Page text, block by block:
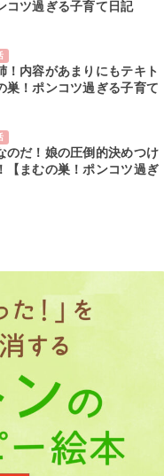
コツ過ぎる子育て日記
！内容があまりにもテキト
巣！ポンコツ過ぎる子育て
のだ！娘の圧倒的決めつけ
【まむの巣！ポンコツ過ぎ